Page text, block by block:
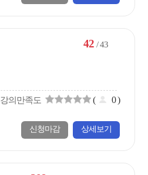
강의만족도 ( 0)
42 / 43
신청마감 상세보기